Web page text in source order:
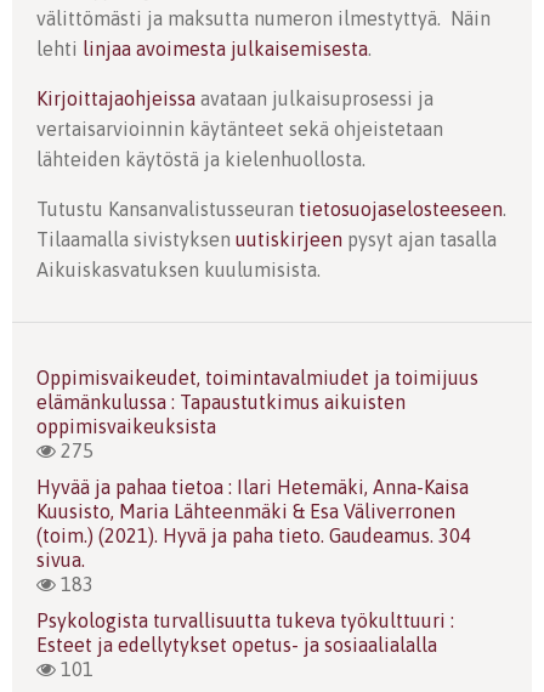
välittömästi ja maksutta numeron ilmestyttyä. Näin
lehti linjaa avoimesta julkaisemisesta.
Kirjoittajaohjeissa avataan julkaisuprosessi ja
vertaisarvioinnin käytänteet sekä ohjeistetaan
lähteiden käytöstä ja kielenhuollosta.
Tutustu Kansanvalistusseuran tietosuojaselosteeseen.
Tilaamalla sivistyksen uutiskirjeen pysyt ajan tasalla
Aikuiskasvatuksen kuulumisista.
Oppimisvaikeudet, toimintavalmiudet ja toimijuus
elämänkulussa : Tapaustutkimus aikuisten
oppimisvaikeuksista
275
Hyvää ja pahaa tietoa : Ilari Hetemäki, Anna-Kaisa
Kuusisto, Maria Lähteenmäki & Esa Väliverronen
(toim.) (2021). Hyvä ja paha tieto. Gaudeamus. 304
sivua.
183
Psykologista turvallisuutta tukeva työkulttuuri :
Esteet ja edellytykset opetus- ja sosiaalialalla
101